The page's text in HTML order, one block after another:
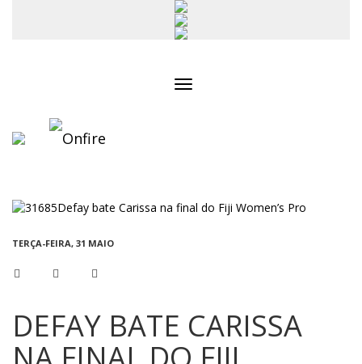
TERÇA-FEIRA, 31 MAIO
DEFAY BATE CARISSA